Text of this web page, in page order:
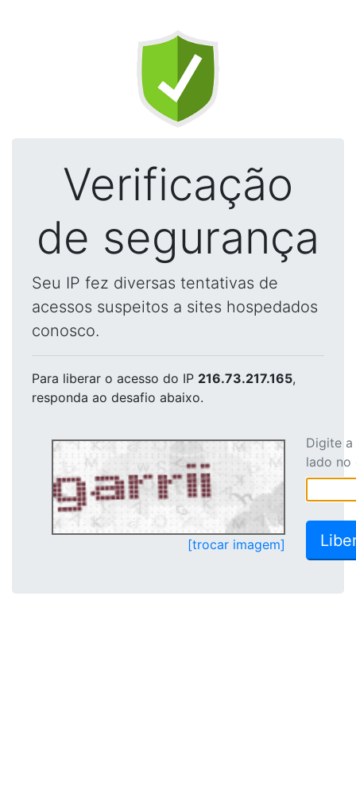
Verificação
de segurança
Seu IP fez diversas tentativas de
acessos suspeitos a sites hospedados
conosco.
Para liberar o acesso do IP 216.73.217.165,
responda ao desafio abaixo.
[trocar imagem]
Digite
lado no